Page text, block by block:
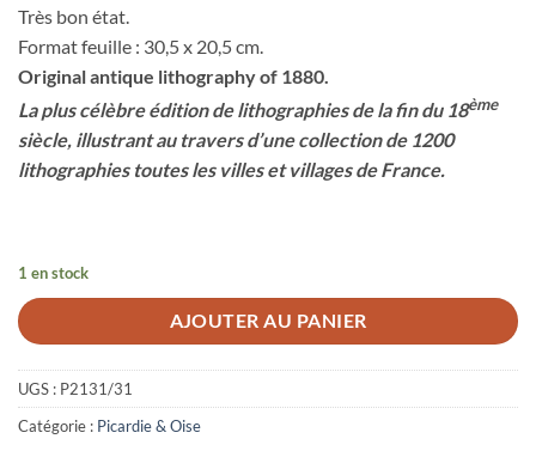
Très bon état.
Format feuille : 30,5 x 20,5 cm.
Original antique lithography of 1880.
La plus célèbre édition de lithographies de la fin du 18ème
siècle, illustrant au travers d’une collection de 1200
lithographies toutes les villes et villages de France.
1 en stock
AJOUTER AU PANIER
UGS : P2131/31
Catégorie : Picardie & Oise